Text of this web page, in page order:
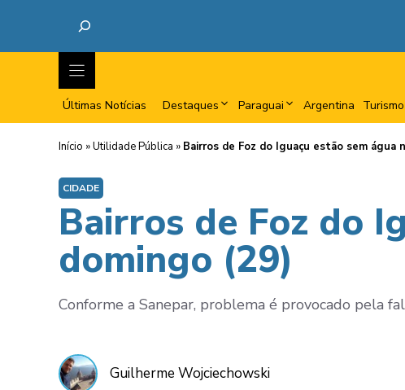
Últimas Notícias Destaques Paraguai Argentina Turismo
Início »Utilidade Pública » Bairros de Foz do Iguaçu estão sem água
CIDADE
Bairros de Foz do
domingo (29)
Conforme a Sanepar, problema é provocado pela
Guilherme Wojciechowski